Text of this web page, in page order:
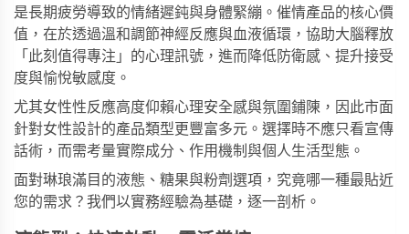
是長期疲勞導致的情緒遲鈍與身體緊繃。催情產品的核心價
值，在於透過溫和調節神經反應與血液循環，協助大腦釋放
「此刻值得專注」的心理訊號，進而降低防衛感、提升接受
度與愉悅敏感度。
尤其女性性反應高度仰賴心理安全感與氛圍鋪陳，因此市面
針對女性設計的產品類型更豐富多元。選擇時不應只看宣傳
話術，而需考量實際成分、作用機制與個人生活型態。
面對琳琅滿目的液態、糖果與粉劑選項，究竟哪一種最貼近
您的需求？我們以實務經驗為基礎，逐一剖析。